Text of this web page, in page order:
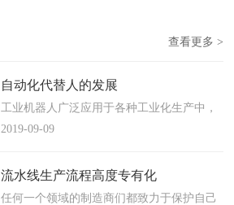
查看更多 >
自动化代替人的发展
工业机器人广泛应用于各种工业化生产中，
慢慢取代工人，做着高强度、重复性、有职
人联合会(IFR)预测，2014年中国将成为全球
最大的工业机器人市场，将占全球总销量
2019-09-09
流水线生产流程高度专有化
任何一个领域的制造商们都致力于保护自己